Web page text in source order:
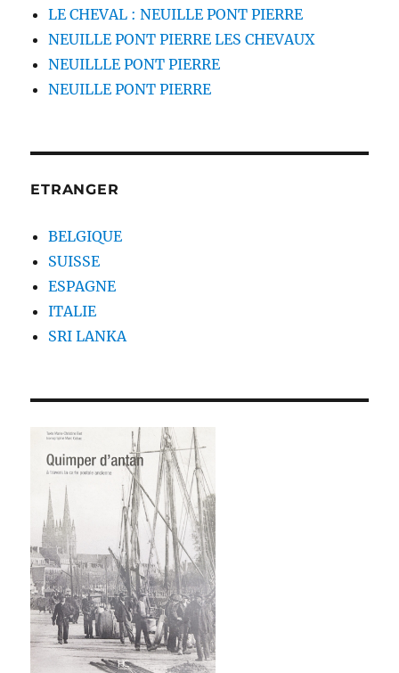
LE CHEVAL : NEUILLE PONT PIERRE
NEUILLE PONT PIERRE LES CHEVAUX
NEUILLLE PONT PIERRE
NEUILLE PONT PIERRE
ETRANGER
BELGIQUE
SUISSE
ESPAGNE
ITALIE
SRI LANKA